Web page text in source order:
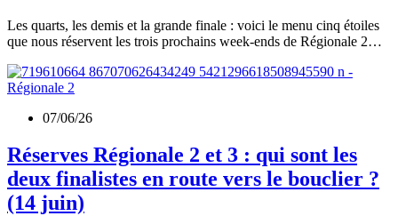
Les quarts, les demis et la grande finale : voici le menu cinq étoiles
que nous réservent les trois prochains week-ends de Régionale 2…
07/06/26
Réserves Régionale 2 et 3 : qui sont les
deux finalistes en route vers le bouclier ?
(14 juin)